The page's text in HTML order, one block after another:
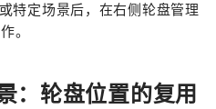
特定场景后，在右侧轮盘管理
。
：轮盘位置的复用